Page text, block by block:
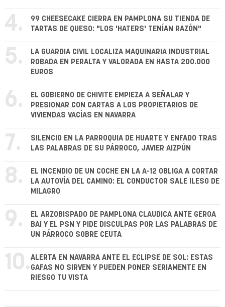
4.
99 CHEESECAKE CIERRA EN PAMPLONA SU TIENDA DE
TARTAS DE QUESO: "LOS 'HATERS' TENÍAN RAZÓN"
5.
LA GUARDIA CIVIL LOCALIZA MAQUINARIA INDUSTRIAL
ROBADA EN PERALTA Y VALORADA EN HASTA 200.000
EUROS
6.
EL GOBIERNO DE CHIVITE EMPIEZA A SEÑALAR Y
PRESIONAR CON CARTAS A LOS PROPIETARIOS DE
VIVIENDAS VACÍAS EN NAVARRA
7.
SILENCIO EN LA PARROQUIA DE HUARTE Y ENFADO TRAS
LAS PALABRAS DE SU PÁRROCO, JAVIER AIZPÚN
8.
EL INCENDIO DE UN COCHE EN LA A-12 OBLIGA A CORTAR
LA AUTOVÍA DEL CAMINO: EL CONDUCTOR SALE ILESO DE
MILAGRO
9.
EL ARZOBISPADO DE PAMPLONA CLAUDICA ANTE GEROA
BAI Y EL PSN Y PIDE DISCULPAS POR LAS PALABRAS DE
UN PÁRROCO SOBRE CEUTA
10.ALERTA EN NAVARRA ANTE EL ECLIPSE DE SOL: ESTAS
GAFAS NO SIRVEN Y PUEDEN PONER SERIAMENTE EN
RIESGO TU VISTA